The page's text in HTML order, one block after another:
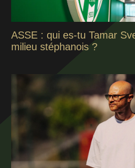
ASSE : qui es-tu Tamar
milieu stéphanois ?